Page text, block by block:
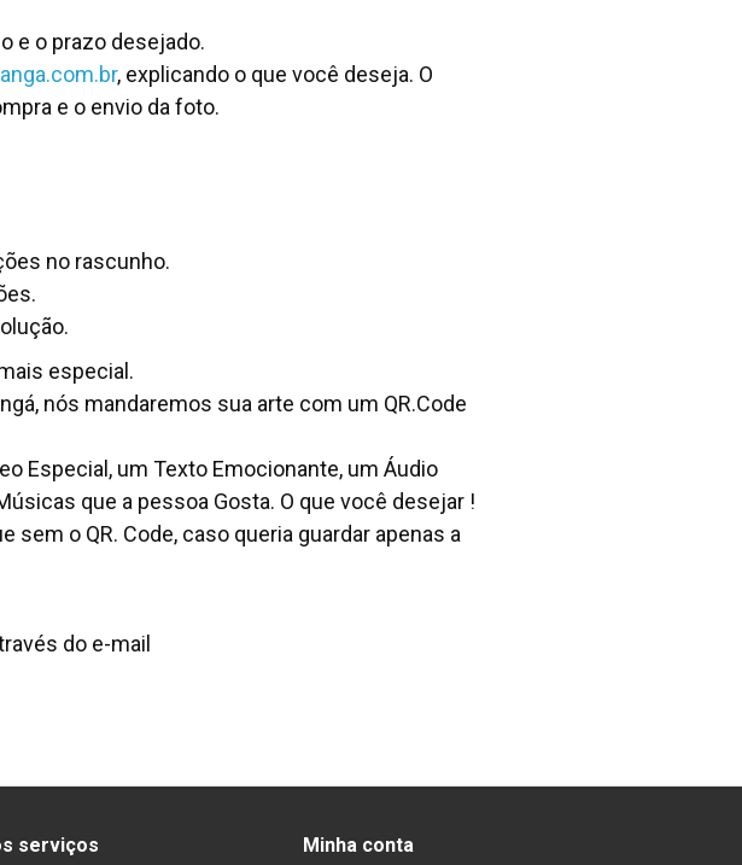
e o prazo desejado.
, explicando o que você deseja. O
e o envio da foto.
no rascunho.
especial.
nós mandaremos sua arte com um QR.Code
Especial, um Texto Emocionante, um Áudio
que a pessoa Gosta. O que você desejar !
o QR. Code, caso queria guardar apenas a
do e-mail
serviços Minha conta